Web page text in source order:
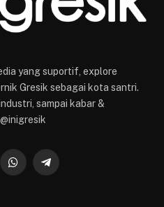
yang suportif, explore
Gresik sebagai kota santri.
sampai kabar &
WhatsAppTelegram